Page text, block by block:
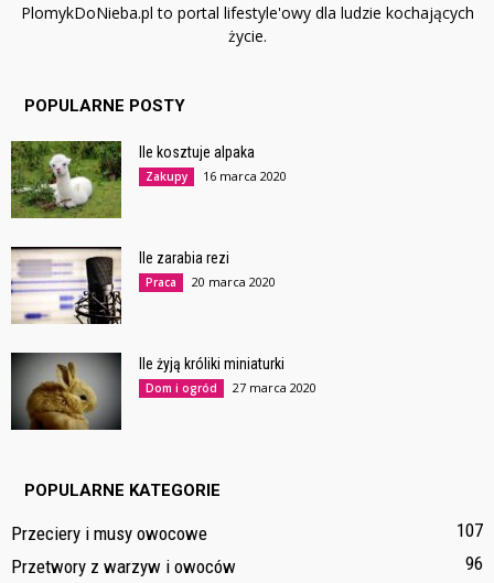
PlomykDoNieba.pl to portal lifestyle'owy dla ludzie kochających
życie.
POPULARNE POSTY
Ile kosztuje alpaka
Zakupy 16 marca 2020
Ile zarabia rezi
Praca 20 marca 2020
Ile żyją króliki miniaturki
Dom i ogród 27 marca 2020
POPULARNE KATEGORIE
Przeciery i musy owocowe
107
Przetwory z warzyw i owoców
96